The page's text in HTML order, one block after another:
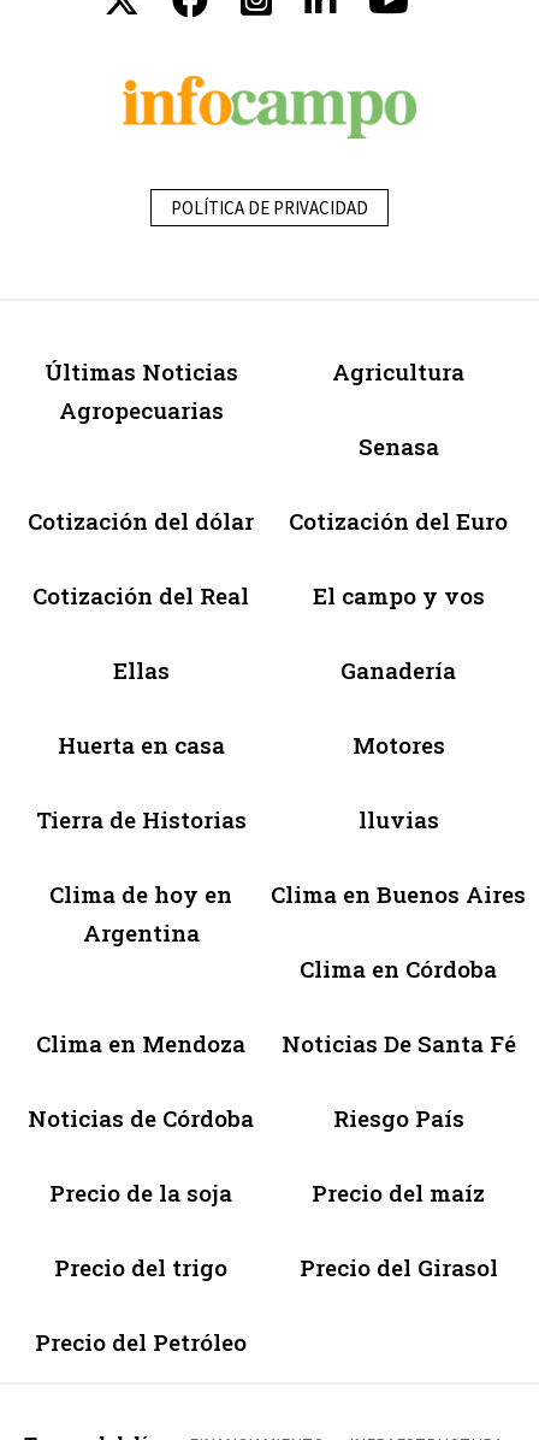
POLÍTICA DE PRIVACIDAD
Últimas Noticias
Agropecuarias
Agricultura
Senasa
Cotización del dólar Cotización del Euro
Cotización del Real El campo y vos
Ellas Ganadería
Huerta en casa Motores
Tierra de Historias lluvias
Clima de hoy en
Argentina
Clima en Buenos Aires
Clima en Córdoba
Clima en Mendoza Noticias De Santa Fé
Noticias de Córdoba Riesgo País
Precio de la soja Precio del maíz
Precio del trigo Precio del Girasol
Precio del Petróleo